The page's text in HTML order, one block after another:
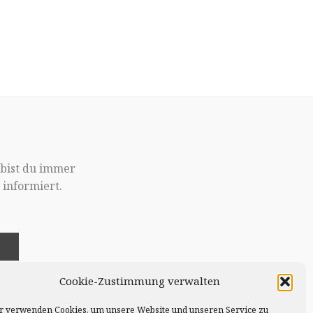
Cookie-Zustimmung verwalten
verwenden Cookies, um unsere Website und unseren Service zu
du immer
informiert.